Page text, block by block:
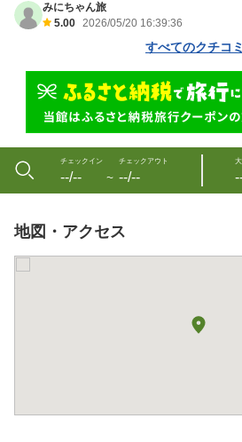
みにちゃん旅
5.00 2026/05/20 16:39:36
すべてのクチコ
チェックイン
--/-- 〜
チェックアウト
--/--
地図・アクセス